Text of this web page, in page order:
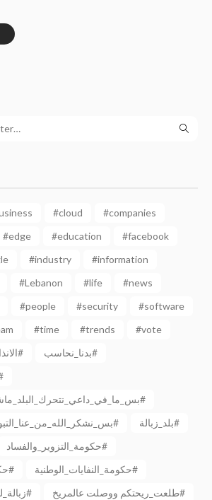
#cloud
#companies
#edge #education
#facebook
#industry
#information
#Lebanon #life
#news
#people #security
#software
#time #trends
#vote
الانذار_الاخير#
بدنا_نحاسب#
بس_ما_في_داعي_نتحرك_البلد_ماشي_وعاجقة_عفسوح#
بس_نشكر_الله_من_عنا_التبولة_والحمص_بطحينة#
بلد_زبالة#
حكومة_التزوير_والفساد#
حكومة_النفاق_الوطني#
حكومة_النفايات_الوطنية#
زبالة_لبنان#
طلعت_ريحتكم ووصلت عالمريخ#